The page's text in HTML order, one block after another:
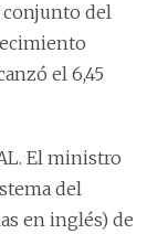
conjunto del
el 6,45
El ministro
del
en inglés) de